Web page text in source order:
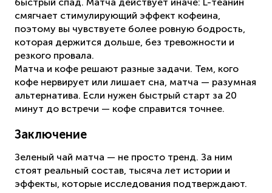
смягчает стимулирующий эффект кофеина,
поэтому вы чувствуете более ровную бодрость,
которая держится дольше, без тревожности и
резкого провала.
Матча и кофе решают разные задачи. Тем, кого
кофе нервирует или лишает сна, матча — разумная
альтернатива. Если нужен быстрый старт за 20
минут до встречи — кофе справится точнее.
Заключение
Зеленый чай матча — не просто тренд. За ним
стоят реальный состав, тысяча лет истории и
эффекты, которые исследования подтверждают.